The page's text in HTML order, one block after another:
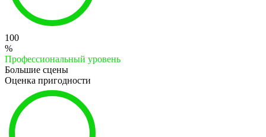
100
%
Профессиональный уровень
Большие сцены
Оценка пригодности